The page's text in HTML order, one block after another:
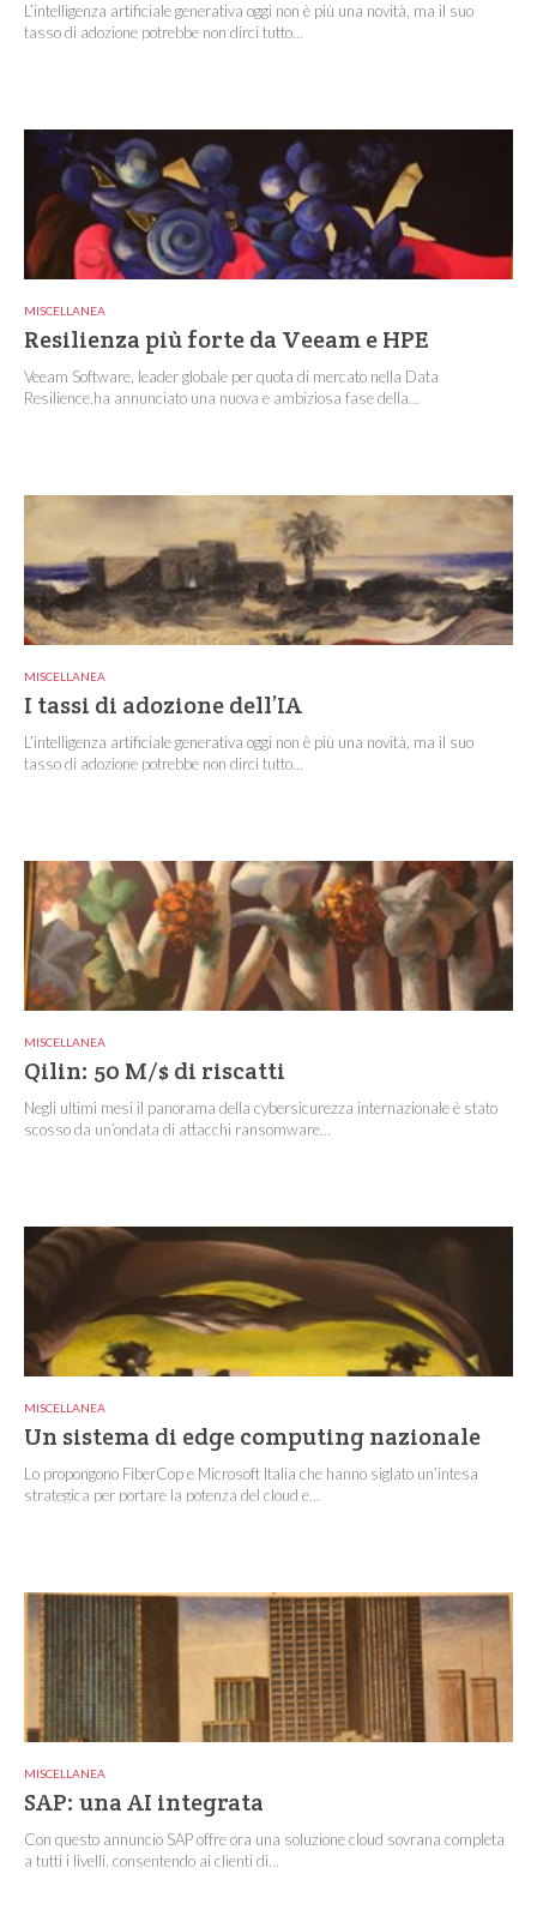
L’intelligenza artificiale generativa oggi non è più una novità, ma il suo
tasso di adozione potrebbe non dirci tutto...
MISCELLANEA
Resilienza più forte da Veeam e HPE
Veeam Software, leader globale per quota di mercato nella Data
Resilience,ha annunciato una nuova e ambiziosa fase della...
MISCELLANEA
I tassi di adozione dell’IA
L’intelligenza artificiale generativa oggi non è più una novità, ma il suo
tasso di adozione potrebbe non dirci tutto...
MISCELLANEA
Qilin: 50 M/$ di riscatti
Negli ultimi mesi il panorama della cybersicurezza internazionale è stato
scosso da un’ondata di attacchi ransomware...
MISCELLANEA
Un sistema di edge computing nazionale
Lo propongono FiberCop e Microsoft Italia che hanno siglato un’intesa
strategica per portare la potenza del cloud e...
MISCELLANEA
SAP: una AI integrata
Con questo annuncio SAP offre ora una soluzione cloud sovrana completa
a tutti i livelli, consentendo ai clienti di...